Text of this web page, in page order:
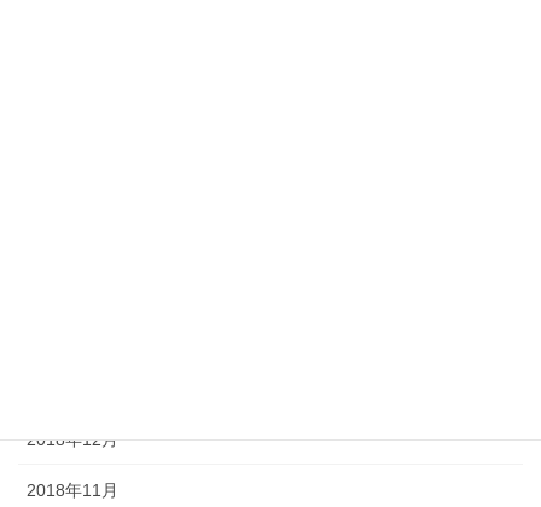
2018年12月
2018年11月